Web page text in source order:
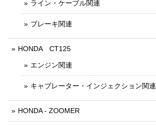
ライン・ケーブル関連
ブレーキ関連
HONDA CT125
エンジン関連
キャブレーター・インジェクション関連
HONDA - ZOOMER